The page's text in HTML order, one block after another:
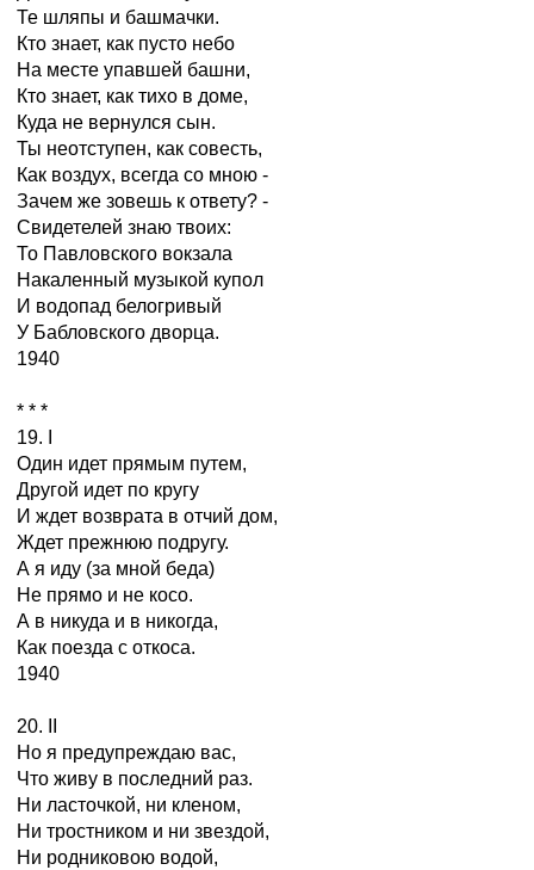
Те шляпы и башмачки.
Кто знает, как пусто небо
На месте упавшей башни,
Кто знает, как тихо в доме,
Куда не вернулся сын.
Ты неотступен, как совесть,
Как воздух, всегда со мною -
Зачем же зовешь к ответу? -
Свидетелей знаю твоих:
То Павловского вокзала
Накаленный музыкой купол
И водопад белогривый
У Бабловского дворца.
1940
* * *
19. I
Один идет прямым путем,
Другой идет по кругу
И ждет возврата в отчий дом,
Ждет прежнюю подругу.
А я иду (за мной беда)
Не прямо и не косо.
А в никуда и в никогда,
Как поезда с откоса.
1940
20. II
Но я предупреждаю вас,
Что живу в последний раз.
Ни ласточкой, ни кленом,
Ни тростником и ни звездой,
Ни родниковою водой,